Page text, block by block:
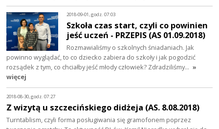
2018-09-01, godz. 07:03
Szkoła czas start, czyli co powinien
jeść uczeń - PRZEPIS (AS 01.09.2018)
Rozmawialiśmy o szkolnych śniadaniach. Jak
powinno wyglądać, to co dziecko zabiera do szkoły i jak pogodzić
rozsądek z tym, co chciałby jeść młody człowiek? Zdradziliśmy… »
więcej
2018-08-30, godz. 07:27
Z wizytą u szczecińskiego didżeja (AS. 8.08.2018)
Turntablism, czyli forma posługiwania się gramofonem poprzez